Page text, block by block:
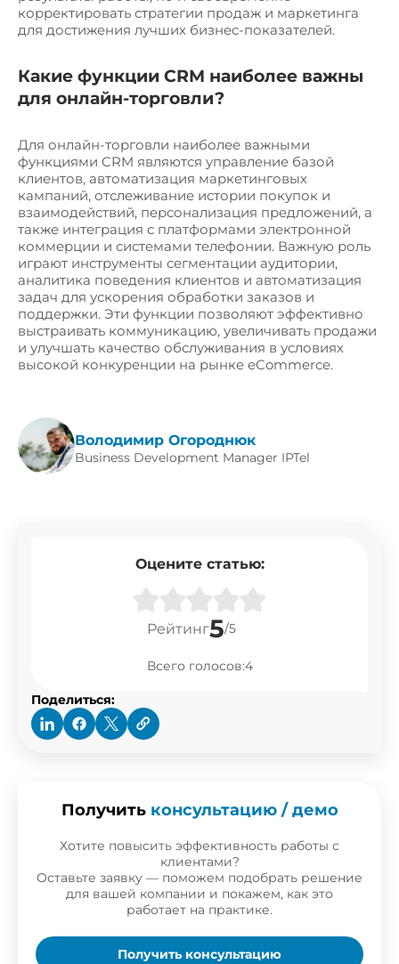
корректировать стратегии продаж и маркетинга
для достижения лучших бизнес-показателей.
Какие функции CRM наиболее важны
для онлайн-торговли?
Для онлайн-торговли наиболее важными
функциями CRM являются управление базой
клиентов, автоматизация маркетинговых
кампаний, отслеживание истории покупок и
взаимодействий, персонализация предложений, а
также интеграция с платформами электронной
коммерции и системами телефонии. Важную роль
играют инструменты сегментации аудитории,
аналитика поведения клиентов и автоматизация
задач для ускорения обработки заказов и
поддержки. Эти функции позволяют эффективно
выстраивать коммуникацию, увеличивать продажи
и улучшать качество обслуживания в условиях
высокой конкуренции на рынке eCommerce.
Володимир Огороднюк
Business Development Manager IPTel
Оцените статью:
Рейтинг5/5
Всего голосов:4
Поделиться:
Получить консультацию / демо
Хотите повысить эффективность работы с
клиентами?
Оставьте заявку — поможем подобрать решение
для вашей компании и покажем, как это
работает на практике.
Получить консультацию
CRM
UAH 250.00
14 днейбесплатно
Узнать больше